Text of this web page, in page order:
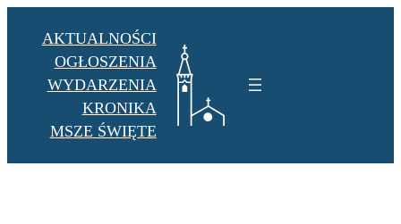
AKTUALNOŚCI
OGŁOSZENIA
WYDARZENIA
KRONIKA
MSZE ŚWIĘTE